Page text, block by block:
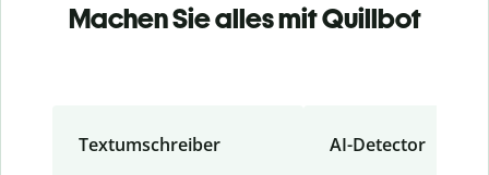
Machen Sie alles mit Quillbot
Textumschreiber AI-Detector